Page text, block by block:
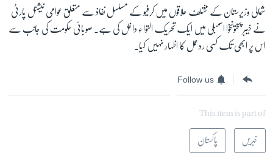
شمالی وزیرستان کے مختلف علاقوں میں کرفیو کے مسلسل نفاذ سے متعلق عوامی نیشنل پارٹی
نے خیبر پختونخوا اسمبلی میں ایک تحریک التواء داخل کی ہے۔ صوبائی حکومت کی جانب سے
اس پر ابھی تک کسی ردعمل کا اظہار نہیں کیا۔
Follow us
This item is part of
خبریں پاکستان